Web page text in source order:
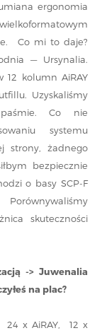
ergonomia
Co mi to daje?
— Ursynalia.
12 kolumn AiRAY
Uzyskaliśmy
Co nie
systemu
strony, żadnego
bezpiecznie
o basy SCP-F
skuteczności
-> Juwenalia
na plac?
24 x AiRAY, 12 x